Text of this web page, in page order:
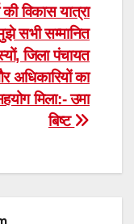
की विकास यात्रा
सभी सम्मानित
जिला पंचायत
अधिकारियों का
मिला:- उमा
बिष्ट